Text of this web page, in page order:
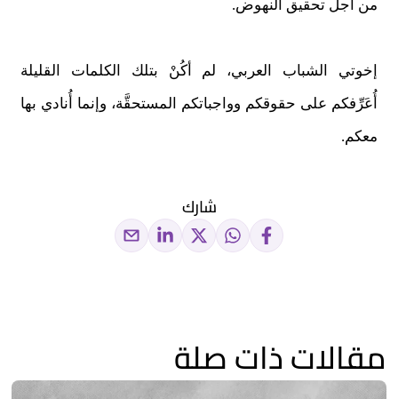
من أجل تحقيق النهوض.
إخوتي الشباب العربي، لم أكُنْ بتلك الكلمات القليلة
أُعَرِّفكم على حقوقكم وواجباتكم المستحقَّة، وإنما أُنادي بها
معكم.
شارك
مقالات ذات صلة